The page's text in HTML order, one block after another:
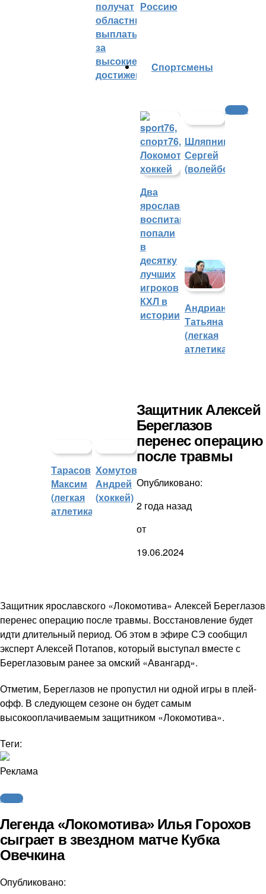
получат
областные
выплаты
за
высокие
достижения
Россию
Cпортсмены
Два
ярославских
воспитанника
попали
в
десятку
лучших
игроков
КХЛ в
истории
Шляпников
Сергей
(волейбол)
Андрианова
Татьяна
(легкая
атлетика)
Тарасов
Максим
(легкая
атлетика)
Хомутов
Андрей
(хоккей)
Хоккей
Защитник Алексей
Береглазов
перенес операцию
после травмы
Опубликовано:
2 года назад
от
19.06.2024
Защитник ярославского «Локомотива» Алексей Береглазов
перенес операцию после травмы. Восстановление будет
идти длительный период. Об этом в эфире СЭ сообщил
эксперт Алексей Потапов, который выступал вместе с
Береглазовым ранее за омский «Авангард».
Отметим, Береглазов не пропустил ни одной игры в плей-
офф. В следующем сезоне он будет самым
высокооплачиваемым защитником «Локомотива».
Теги:
Реклама
Хоккей
Легенда «Локомотива» Илья Горохов
сыграет в звездном матче Кубка
Овечкина
Опубликовано: